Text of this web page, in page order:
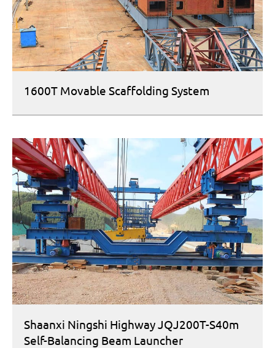
1600T Movable Scaffolding System
Shaanxi Ningshi Highway JQJ200T-S40m
Self-Balancing Beam Launcher